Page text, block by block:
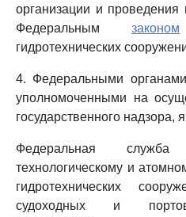
организации и проведения
Федеральнымзаконом
гидротехнических
4. Федеральными
уполномоченными на
государственного надзора,
Федеральная служба
технологическому и
гидротехнических
судоходных и